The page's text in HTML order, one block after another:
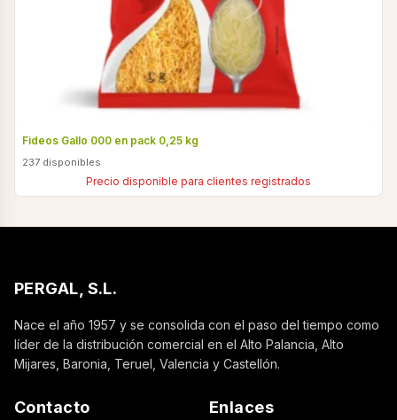
Fideos Gallo 000 en pack 0,25 kg
237 disponibles
Precio disponible para clientes registrados
PERGAL, S.L.
Nace el año 1957 y se consolida con el paso del tiempo como
líder de la distribución comercial en el Alto Palancia, Alto
Mijares, Baronia, Teruel, Valencia y Castellón.
Contacto Enlaces